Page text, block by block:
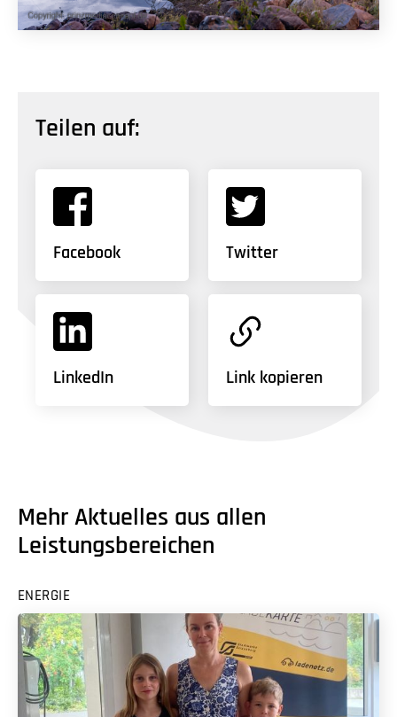
Teilen auf:
Facebook Twitter
LinkedIn Link kopieren
Mehr Aktuelles aus allen
Leistungsbereichen
ENERGIE